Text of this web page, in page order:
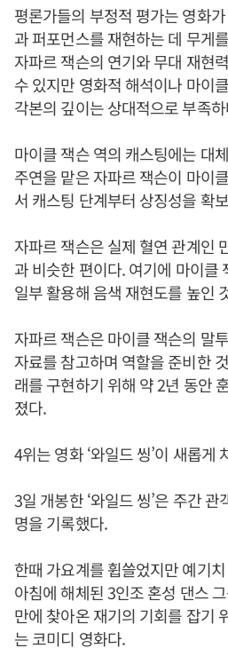
평론가들의 부정적 평가는 영화
과 퍼포먼스를 재현하는 데 무게
자파르 잭슨의 연기와 무대 재현
수 있지만 영화적 해석이나 마이
각본의 깊이는 상대적으로 부족
마이클 잭슨 역의 캐스팅에는 대
주연을 맡은 자파르 잭슨이 마이
서 캐스팅 단계부터 상징성을 확
자파르 잭슨은 실제 혈연 관계인
과 비슷한 편이다. 여기에 마이클
일부 활용해 음색 재현도를 높인
자파르 잭슨은 마이클 잭슨의 말
자료를 참고하며 역할을 준비한
래를 구현하기 위해 약 2년 동안
졌다.
4위는 영화 ‘와일드 씽’이 새롭게
3일 개봉한 ‘와일드 씽’은 주간
명을 기록했다.
한때 가요계를 휩쓸었지만 예기
아침에 해체된 3인조 혼성 댄스
만에 찾아온 재기의 기회를 잡기
는 코미디 영화다.